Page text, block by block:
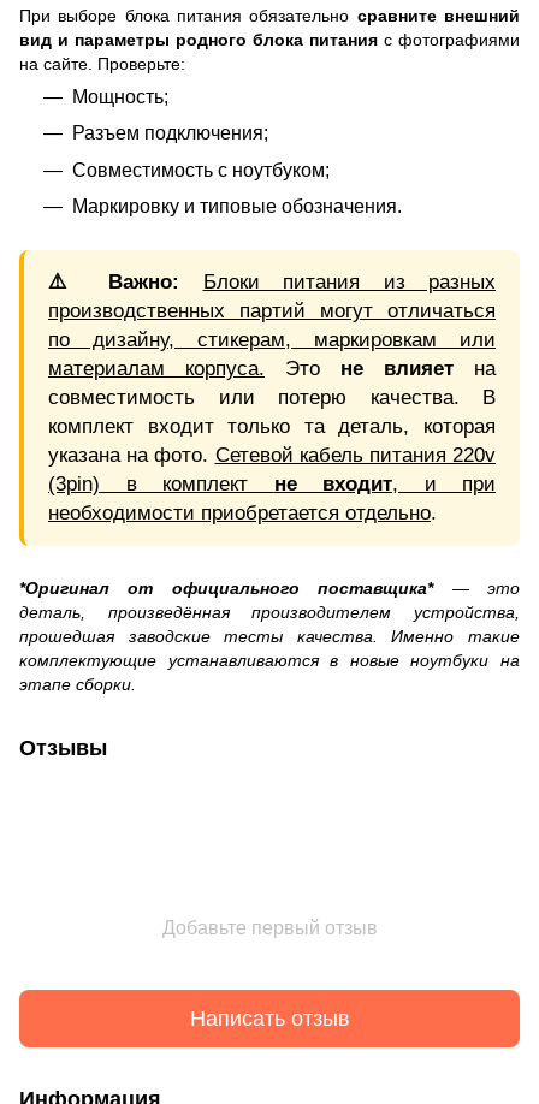
При выборе блока питания обязательно сравните внешний
вид и параметры родного блока питания с фотографиями
на сайте. Проверьте:
Мощность;
Разъем подключения;
Совместимость с ноутбуком;
Маркировку и типовые обозначения.
⚠️ Важно:
Блоки питания из разных
производственных партий могут отличаться
по дизайну, стикерам, маркировкам или
материалам корпуса. Это не влияет на
совместимость или потерю качества. В
комплект входит только та деталь, которая
указана на фото. Сетевой кабель питания 220v
(3pin) в комплект не входит, и при
необходимости приобретается отдельно.
*Оригинал от официального поставщика*— это
деталь, произведённая производителем устройства,
прошедшая заводские тесты качества. Именно такие
комплектующие устанавливаются в новые ноутбуки на
этапе сборки.
Отзывы
Добавьте первый отзыв
Написать отзыв